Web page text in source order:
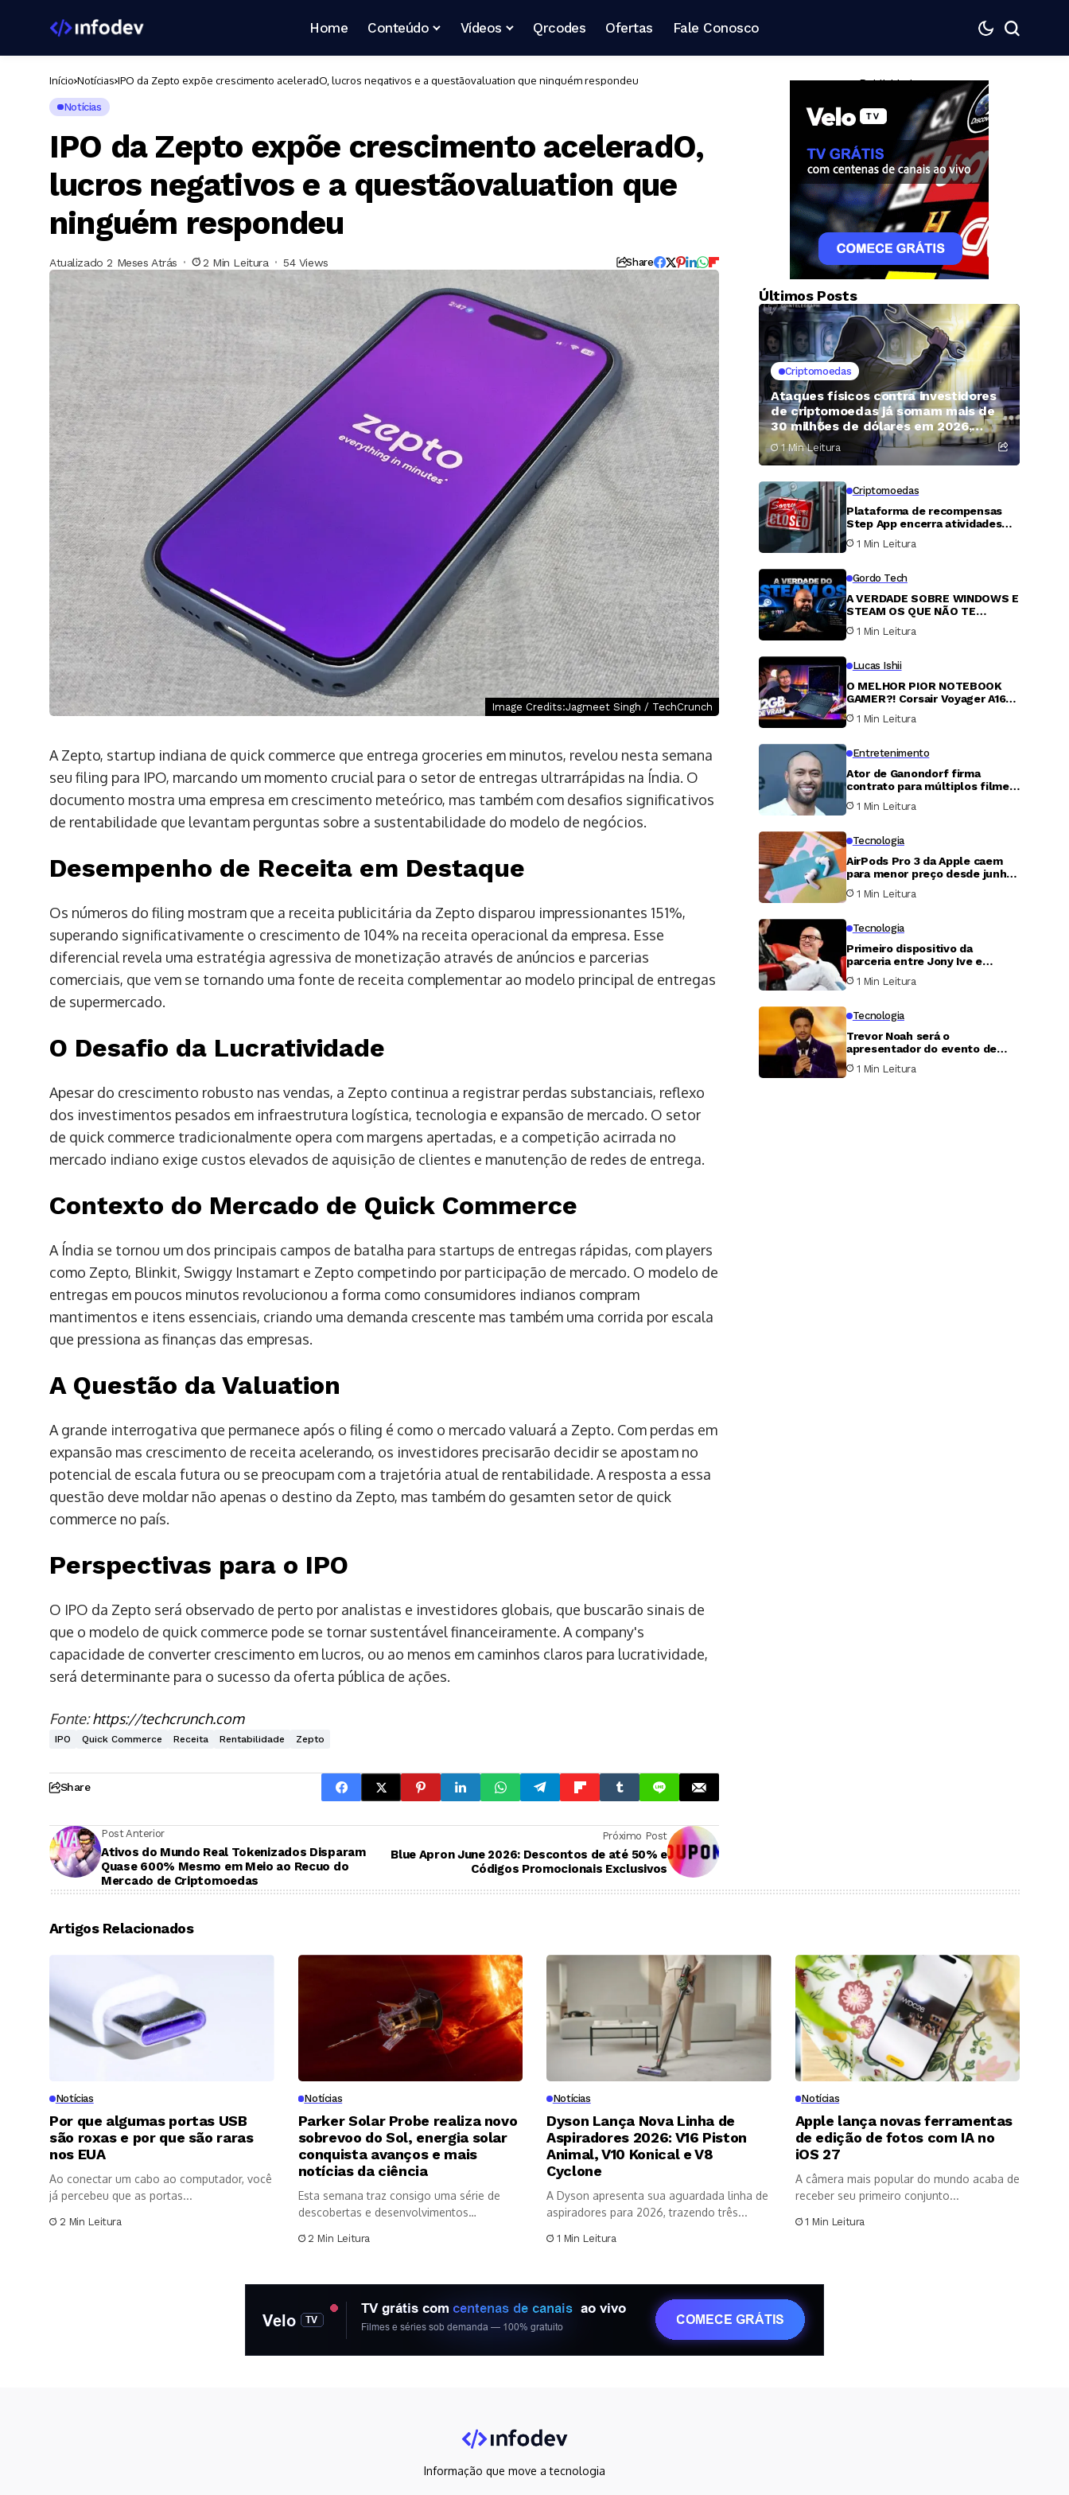
Home Conteúdo Vídeos Qrcodes Ofertas Fale Conosco
Início Notícias IPO da Zepto expõe crescimento aceleradO, lucros negativos e a questãovaluation que ninguém respondeu
Notícias
IPO da Zepto expõe crescimento aceleradO,
lucros negativos e a questãovaluation que
ninguém respondeu
Atualizado 2 Meses Atrás 2 Min Leitura 54 Views Share
Image Credits:Jagmeet Singh / TechCrunch
A Zepto, startup indiana de quick commerce que entrega groceries em minutos, revelou nesta semana
seu filing para IPO, marcando um momento crucial para o setor de entregas ultrarrápidas na Índia. O
documento mostra uma empresa em crescimento meteórico, mas também com desafios significativos
de rentabilidade que levantam perguntas sobre a sustentabilidade do modelo de negócios.
Desempenho de Receita em Destaque
Os números do filing mostram que a receita publicitária da Zepto disparou impressionantes 151%,
superando significativamente o crescimento de 104% na receita operacional da empresa. Esse
diferencial revela uma estratégia agressiva de monetização através de anúncios e parcerias
comerciais, que vem se tornando uma fonte de receita complementar ao modelo principal de entregas
de supermercado.
O Desafio da Lucratividade
Apesar do crescimento robusto nas vendas, a Zepto continua a registrar perdas substanciais, reflexo
dos investimentos pesados em infraestrutura logística, tecnologia e expansão de mercado. O setor
de quick commerce tradicionalmente opera com margens apertadas, e a competição acirrada no
mercado indiano exige custos elevados de aquisição de clientes e manutenção de redes de entrega.
Contexto do Mercado de Quick Commerce
A Índia se tornou um dos principais campos de batalha para startups de entregas rápidas, com players
como Zepto, Blinkit, Swiggy Instamart e Zepto competindo por participação de mercado. O modelo de
entregas em poucos minutos revolucionou a forma como consumidores indianos compram
mantimentos e itens essenciais, criando uma demanda crescente mas também uma corrida por escala
que pressiona as finanças das empresas.
A Questão da Valuation
A grande interrogativa que permanece após o filing é como o mercado valuará a Zepto. Com perdas em
expansão mas crescimento de receita acelerando, os investidores precisarão decidir se apostam no
potencial de escala futura ou se preocupam com a trajetória atual de rentabilidade. A resposta a essa
questão deve moldar não apenas o destino da Zepto, mas também do gesamten setor de quick
commerce no país.
Perspectivas para o IPO
O IPO da Zepto será observado de perto por analistas e investidores globais, que buscarão sinais de
que o modelo de quick commerce pode se tornar sustentável financeiramente. A company's
capacidade de converter crescimento em lucros, ou ao menos em caminhos claros para lucratividade,
será determinante para o sucesso da oferta pública de ações.
Fonte:https://techcrunch.com
IPO Quick Commerce Receita Rentabilidade Zepto
Share
Post Anterior
Ativos do Mundo Real Tokenizados Disparam
Quase 600% Mesmo em Meio ao Recuo do
Mercado de Criptomoedas
Próximo Post
Blue Apron June 2026: Descontos de até 50% e
Códigos Promocionais Exclusivos
— Publicidade —
Últimos Posts
Criptomoedas
Ataques físicos contra investidores
de criptomoedas já somam mais de
30 milhões de dólares em 2026,
aponta relatório
1 Min Leitura
Criptomoedas
Plataforma de recompensas
Step App encerra atividades
após quatro anos, e token
FITFI despenca 99,9%
1 Min Leitura
Gordo Tech
A VERDADE SOBRE WINDOWS E
STEAM OS QUE NÃO TE
CONTAM
1 Min Leitura
Lucas Ishii
O MELHOR PIOR NOTEBOOK
GAMER?! Corsair Voyager A1600
com uma Radeon 6800M
1 Min Leitura
Entretenimento
Ator de Ganondorf firma
contrato para múltiplos filmes
de Zelda e reacende rumores
de trilogia
1 Min Leitura
Tecnologia
AirPods Pro 3 da Apple caem
para menor preço desde junho
em promoção de grandes
varejistas
1 Min Leitura
Tecnologia
Primeiro dispositivo da
parceria entre Jony Ive e
OpenAI será uma caixa de som
inteligente em formato de
1 Min Leitura
Tecnologia
Trevor Noah será o
apresentador do evento de
lançamento do Pixel 11 do
Google
1 Min Leitura
Artigos Relacionados
Notícias
Por que algumas portas USB
são roxas e por que são raras
nos EUA
Ao conectar um cabo ao computador, você
já percebeu que as portas...
2 Min Leitura
Notícias
Parker Solar Probe realiza novo
sobrevoo do Sol, energia solar
conquista avanços e mais
notícias da ciência
Esta semana traz consigo uma série de
descobertas e desenvolvimentos
2 Min Leitura
Notícias
Dyson Lança Nova Linha de
Aspiradores 2026: V16 Piston
Animal, V10 Konical e V8
Cyclone
A Dyson apresenta sua aguardada linha de
aspiradores para 2026, trazendo três...
1 Min Leitura
Notícias
Apple lança novas ferramentas
de edição de fotos com IA no
iOS 27
A câmera mais popular do mundo acaba de
receber seu primeiro conjunto...
1 Min Leitura
Informação que move a tecnologia